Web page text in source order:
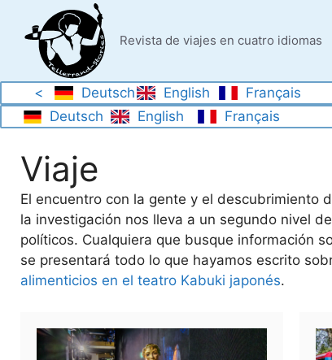
contenido
Revista de viajes en cuatro idiomas
< Deutsch English Français
Deutsch
English Français
Viaje
El encuentro con la gente y el descubrimiento
la investigación nos lleva a un segundo nivel
políticos. Cualquiera que busque información
se presentará todo lo que hayamos escrito
alimenticios en el teatro Kabuki japonés.